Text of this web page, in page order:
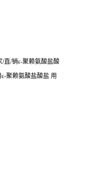
直/销ε-聚赖氨酸盐酸
聚赖氨酸盐酸盐 用